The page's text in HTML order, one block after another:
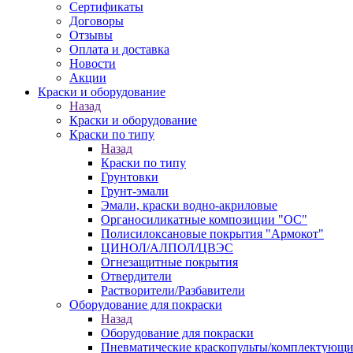
Сертификаты
Договоры
Отзывы
Оплата и доставка
Новости
Акции
Краски и оборудование
Назад
Краски и оборудование
Краски по типу
Назад
Краски по типу
Грунтовки
Грунт-эмали
Эмали, краски водно-акриловые
Органосиликатные композиции "ОС"
Полисилоксановые покрытия "Армокот"
ЦИНОЛ/АЛПОЛ/ЦВЭС
Огнезащитные покрытия
Отвердители
Растворители/Разбавители
Оборудование для покраски
Назад
Оборудование для покраски
Пневматические краскопульты/